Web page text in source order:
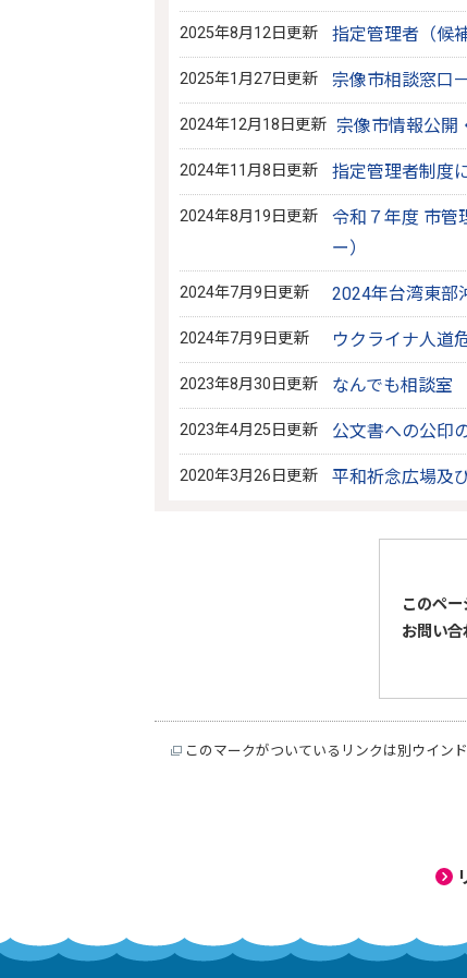
2025年8月12日更新 指定管理者（候
2025年1月27日更新 宗像市相談窓口
2024年12月18日更新 宗像市情報公開
2024年11月8日更新 指定管理者制度
2024年8月19日更新
令和７年度 市管
ー）
2024年7月9日更新 2024年台湾東部
2024年7月9日更新 ウクライナ人道
2023年8月30日更新 なんでも相談室
2023年4月25日更新 公文書への公印
2020年3月26日更新 平和祈念広場及
このペ
お問い合
このマークがついているリンクは別ウイン